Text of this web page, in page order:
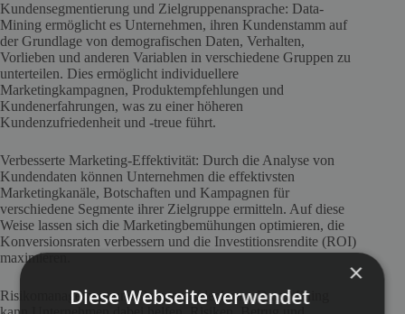
Kundensegmentierung und Zielgruppenansprache: Data-
Mining ermöglicht es Unternehmen, ihren Kundenstamm auf
der Grundlage von demografischen Daten, Verhalten,
Vorlieben und anderen Variablen in verschiedene Gruppen zu
unterteilen. Dies ermöglicht individuellere
Marketingkampagnen, Produktempfehlungen und
Kundenerfahrungen, was zu einer höheren
Kundenzufriedenheit und -treue führt.
Verbesserte Marketing-Effektivität: Durch die Analyse von
Kundendaten können Unternehmen die effektivsten
Marketingkanäle, Botschaften und Kampagnen für
verschiedene Segmente ihrer Zielgruppe ermitteln. Auf diese
Weise lassen sich die Marketingbemühungen optimieren, die
Konversionsraten verbessern und die Investitionsrendite (ROI)
maximieren.
Risikomanagement und Betrugsaufdeckung: Data Mining
×
Diese Webseite verwendet